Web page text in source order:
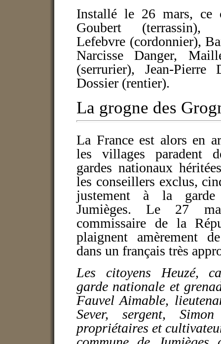
Installé le 26 mars, ce
Goubert (terrassin),
Lefebvre (cordonnier),
Narcisse Danger,
(serrurier), Jean-Pierre
Dossier (rentier).
La grogne des
La France est alors en
les villages paradent
gardes nationaux
les conseillers exclus,
justement à la
Jumièges. Le 27
commissaire de la
plaignent amèrement
dans un français très
Les citoyens Heuzé,
garde nationale et
Fauvel Aimable,
Sever, sergent,
propriétaires et